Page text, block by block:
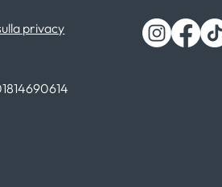
privacy